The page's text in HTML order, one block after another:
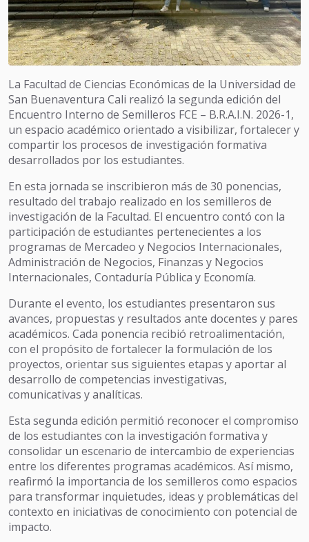
La Facultad de Ciencias Económicas de la Universidad de
San Buenaventura Cali realizó la segunda edición del
Encuentro Interno de Semilleros FCE – B.R.A.I.N. 2026-1,
un espacio académico orientado a visibilizar, fortalecer y
compartir los procesos de investigación formativa
desarrollados por los estudiantes.
En esta jornada se inscribieron más de 30 ponencias,
resultado del trabajo realizado en los semilleros de
investigación de la Facultad. El encuentro contó con la
participación de estudiantes pertenecientes a los
programas de Mercadeo y Negocios Internacionales,
Administración de Negocios, Finanzas y Negocios
Internacionales, Contaduría Pública y Economía.
Durante el evento, los estudiantes presentaron sus
avances, propuestas y resultados ante docentes y pares
académicos. Cada ponencia recibió retroalimentación,
con el propósito de fortalecer la formulación de los
proyectos, orientar sus siguientes etapas y aportar al
desarrollo de competencias investigativas,
comunicativas y analíticas.
Esta segunda edición permitió reconocer el compromiso
de los estudiantes con la investigación formativa y
consolidar un escenario de intercambio de experiencias
entre los diferentes programas académicos. Así mismo,
reafirmó la importancia de los semilleros como espacios
para transformar inquietudes, ideas y problemáticas del
contexto en iniciativas de conocimiento con potencial de
impacto.